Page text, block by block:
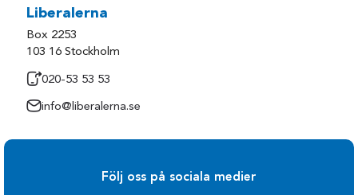
Liberalerna
Box 2253
103 16 Stockholm
020-53 53 53
info@liberalerna.se
Följ oss på sociala medier